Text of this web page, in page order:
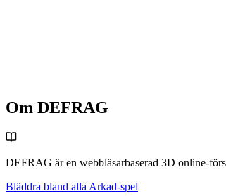
Om DEFRAG
DEFRAG är en webbläsarbaserad 3D online-
Bläddra bland alla Arkad-spel